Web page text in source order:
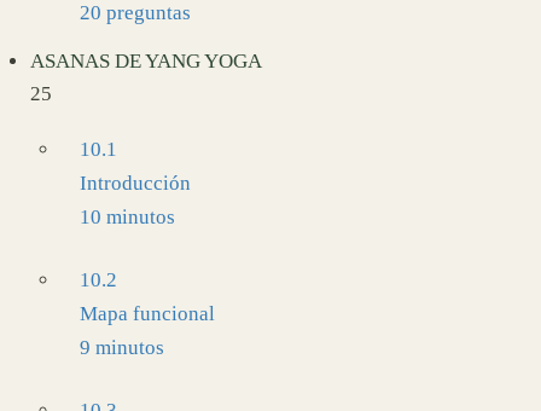
20 preguntas
ASANAS DE YANG YOGA
25
10.1
Introducción
10 minutos
10.2
Mapa funcional
9 minutos